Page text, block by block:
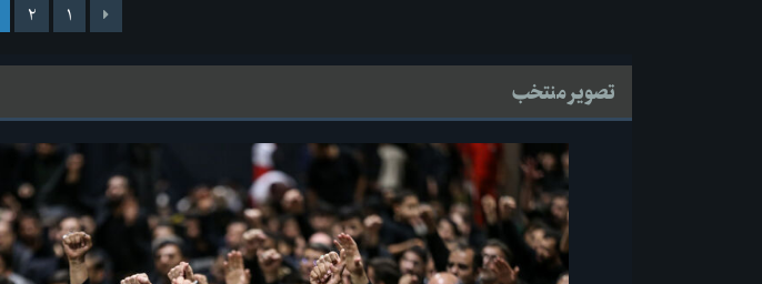
۱ ۲
تصویر منتخب